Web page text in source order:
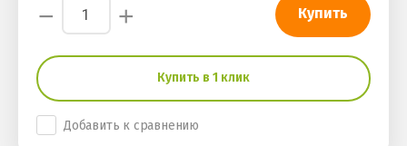
− + Купить
Купить в 1 клик
Добавить к сравнению